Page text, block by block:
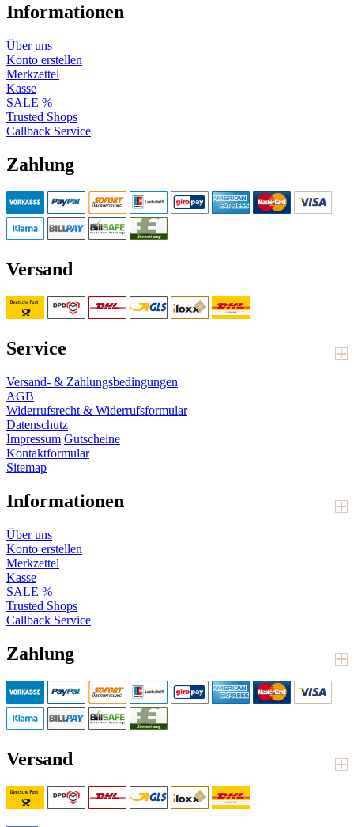
Informationen
Über uns
Konto erstellen
Merkzettel
Kasse
SALE %
Trusted Shops
Callback Service
Zahlung
Versand
Service
Versand- & Zahlungsbedingungen
AGB
Widerrufsrecht & Widerrufsformular
Datenschutz
Impressum Gutscheine
Kontaktformular
Sitemap
Informationen
Über uns
Konto erstellen
Merkzettel
Kasse
SALE %
Trusted Shops
Callback Service
Zahlung
Versand